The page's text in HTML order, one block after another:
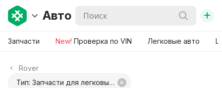
Авто +
Запчасти New! Проверка по VIN Легковые авто
Rover
Тип: Запчасти для легковых авто